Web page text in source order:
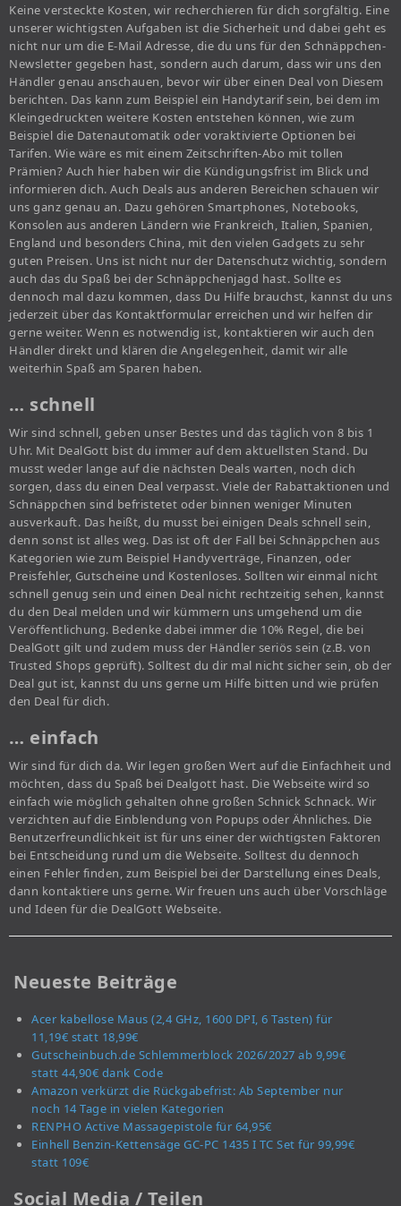
Keine versteckte Kosten, wir recherchieren für dich sorgfältig. Eine
unserer wichtigsten Aufgaben ist die Sicherheit und dabei geht es
nicht nur um die E-Mail Adresse, die du uns für den Schnäppchen-
Newsletter gegeben hast, sondern auch darum, dass wir uns den
Händler genau anschauen, bevor wir über einen Deal von Diesem
berichten. Das kann zum Beispiel ein Handytarif sein, bei dem im
Kleingedruckten weitere Kosten entstehen können, wie zum
Beispiel die Datenautomatik oder voraktivierte Optionen bei
Tarifen. Wie wäre es mit einem Zeitschriften-Abo mit tollen
Prämien? Auch hier haben wir die Kündigungsfrist im Blick und
informieren dich. Auch Deals aus anderen Bereichen schauen wir
uns ganz genau an. Dazu gehören Smartphones, Notebooks,
Konsolen aus anderen Ländern wie Frankreich, Italien, Spanien,
England und besonders China, mit den vielen Gadgets zu sehr
guten Preisen. Uns ist nicht nur der Datenschutz wichtig, sondern
auch das du Spaß bei der Schnäppchenjagd hast. Sollte es
dennoch mal dazu kommen, dass Du Hilfe brauchst, kannst du uns
jederzeit über das Kontaktformular erreichen und wir helfen dir
gerne weiter. Wenn es notwendig ist, kontaktieren wir auch den
Händler direkt und klären die Angelegenheit, damit wir alle
weiterhin Spaß am Sparen haben.
… schnell
Wir sind schnell, geben unser Bestes und das täglich von 8 bis 1
Uhr. Mit DealGott bist du immer auf dem aktuellsten Stand. Du
musst weder lange auf die nächsten Deals warten, noch dich
sorgen, dass du einen Deal verpasst. Viele der Rabattaktionen und
Schnäppchen sind befristetet oder binnen weniger Minuten
ausverkauft. Das heißt, du musst bei einigen Deals schnell sein,
denn sonst ist alles weg. Das ist oft der Fall bei Schnäppchen aus
Kategorien wie zum Beispiel Handyverträge, Finanzen, oder
Preisfehler, Gutscheine und Kostenloses. Sollten wir einmal nicht
schnell genug sein und einen Deal nicht rechtzeitig sehen, kannst
du den Deal melden und wir kümmern uns umgehend um die
Veröffentlichung. Bedenke dabei immer die 10% Regel, die bei
DealGott gilt und zudem muss der Händler seriös sein (z.B. von
Trusted Shops geprüft). Solltest du dir mal nicht sicher sein, ob der
Deal gut ist, kannst du uns gerne um Hilfe bitten und wie prüfen
den Deal für dich.
… einfach
Wir sind für dich da. Wir legen großen Wert auf die Einfachheit und
möchten, dass du Spaß bei Dealgott hast. Die Webseite wird so
einfach wie möglich gehalten ohne großen Schnick Schnack. Wir
verzichten auf die Einblendung von Popups oder Ähnliches. Die
Benutzerfreundlichkeit ist für uns einer der wichtigsten Faktoren
bei Entscheidung rund um die Webseite. Solltest du dennoch
einen Fehler finden, zum Beispiel bei der Darstellung eines Deals,
dann kontaktiere uns gerne. Wir freuen uns auch über Vorschläge
und Ideen für die DealGott Webseite.
Neueste Beiträge
Acer kabellose Maus (2,4 GHz, 1600 DPI, 6 Tasten) für
11,19€ statt 18,99€
Gutscheinbuch.de Schlemmerblock 2026/2027 ab 9,99€
statt 44,90€ dank Code
Amazon verkürzt die Rückgabefrist: Ab September nur
noch 14 Tage in vielen Kategorien
RENPHO Active Massagepistole für 64,95€
Einhell Benzin-Kettensäge GC-PC 1435 I TC Set für 99,99€
statt 109€
Social Media / Teilen